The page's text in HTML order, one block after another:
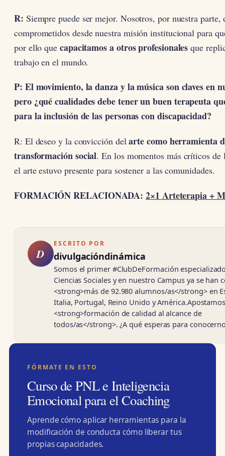
R: Siempre puede ser mejor. Nosotros, por nuestra parte,
comprometidos desde nuestra misión institucional para
por ello que capacitamos a otros profesionales que
trabajo en el mundo.
P: El movimiento, la danza y la música son claves en
pero ¿qué cualidades debe tener un buen terapeuta
para la inclusión de las personas con discapacidad?
R: El deseo y la convicción delarte como herramienta
transformación social. En los momentos más críticos de
el arte estuvo presente para sostener a las comunidades.
FORMACIÓN RELACIONADA:2×1 Arteterapia +
D
ESCRITO POR
divulgacióndinámica
Somos el primer #ClubDeFormación
Ciencias Sociales y en nuestro Campus ya se han
<strong>más de 92.980 alumnos/as</strong> en
Italia, Portugal, Reino Unido y
<strong>formación de calidad al alcance de
todos/as</strong>. ¿A qué esperas para
FÓRMATE EN ESTO
Curso de PNL e Inteligencia
Emocional para el Coaching
Aprende cómo aplicar herramientas para la
modificación de conducta cómo liberar tus
propias capacidades.